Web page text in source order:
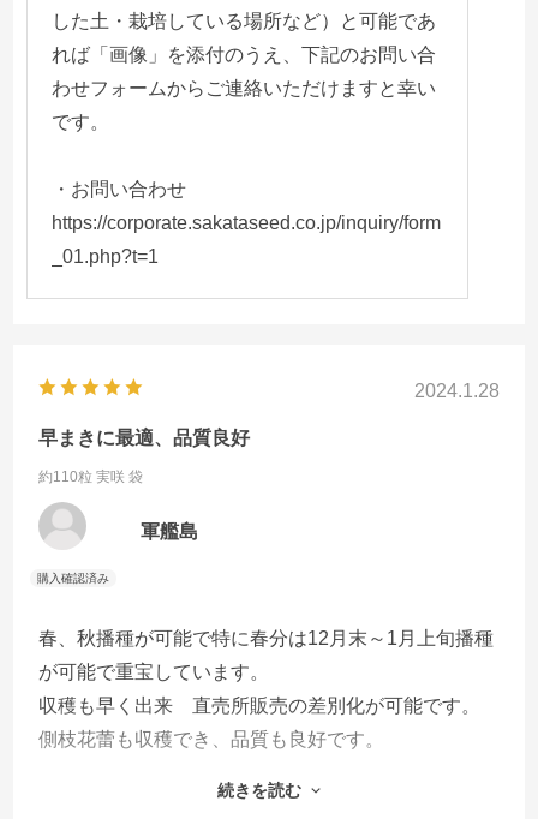
した土・栽培している場所など）と可能であ
れば「画像」を添付のうえ、下記のお問い合
わせフォームからご連絡いただけますと幸い
です。
・お問い合わせ
https://corporate.sakataseed.co.jp/inquiry/form
_01.php?t=1
2024.1.28
早まきに最適、品質良好
約110粒 実咲 袋
軍艦島
春、秋播種が可能で特に春分は12月末～1月上旬播種
が可能で重宝しています。
収穫も早く出来 直売所販売の差別化が可能です。
側枝花蕾も収穫でき、品質も良好です。
も128穴セルトレイに丁度良いです。毎年春、秋栽培
続きを読む